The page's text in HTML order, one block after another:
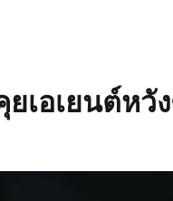
เอเยนต์ห